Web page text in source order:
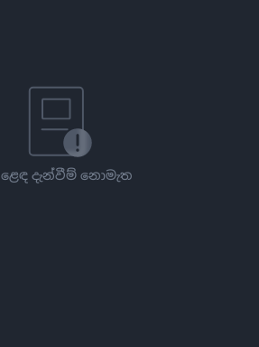
දැන්වීම් නොමැත